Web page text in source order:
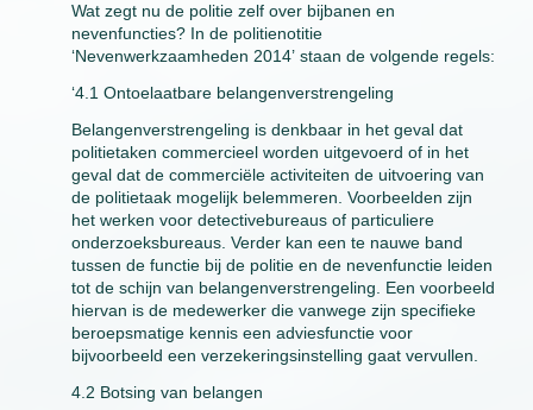
Wat zegt nu de politie zelf over bijbanen en
nevenfuncties? In de politienotitie
‘Nevenwerkzaamheden 2014’ staan de volgende regels:
‘4.1 Ontoelaatbare belangenverstrengeling
Belangenverstrengeling is denkbaar in het geval dat
politietaken commercieel worden uitgevoerd of in het
geval dat de commerciële activiteiten de uitvoering van
de politietaak mogelijk belemmeren. Voorbeelden zijn
het werken voor detectivebureaus of particuliere
onderzoeksbureaus. Verder kan een te nauwe band
tussen de functie bij de politie en de nevenfunctie leiden
tot de schijn van belangenverstrengeling. Een voorbeeld
hiervan is de medewerker die vanwege zijn specifieke
beroepsmatige kennis een adviesfunctie voor
bijvoorbeeld een verzekeringsinstelling gaat vervullen.
4.2 Botsing van belangen